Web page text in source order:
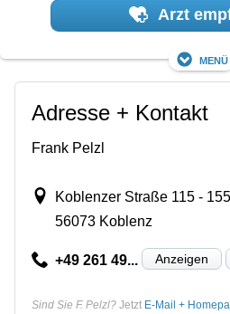
Arzt
Menü
Adresse + Kontakt
Frank Pelzl
Koblenzer Straße 115 - 155
56073 Koblenz
+49 261 49... Anzeigen
Sind Sie F. Pelzl? Jetzt E-Mail +